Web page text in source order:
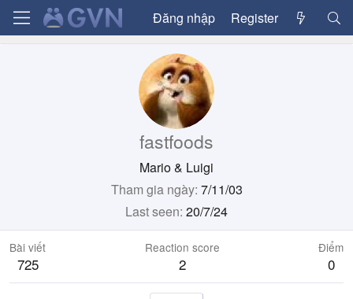
Đăng nhập Register
fastfoods
Mario & Luigi
Tham gia ngày 7/11/03
Last seen 20/7/24
Bài viết
725
Reaction score
2
Điểm
0